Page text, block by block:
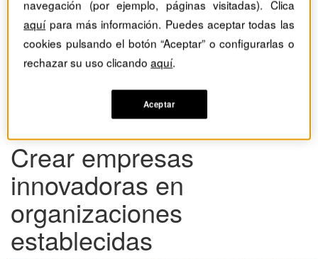
Revistas Harvard Deusto
Habilidades directivas
Crear empresas innovadoras en organizaciones
Crear empresas
innovadoras en
organizaciones
establecidas
navegación (por ejemplo, páginas visitadas). Clica
aquípara más información. Puedes aceptar todas las
cookies pulsando el botón “Aceptar” o configurarlas o
rechazar su uso clicandoaquí.
Aceptar